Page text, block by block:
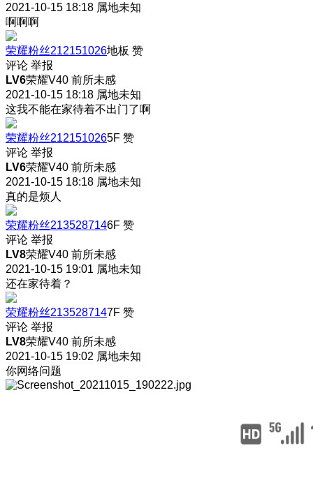
2021-10-15 18:18 属地未知
啊啊啊
荣耀粉丝212151026地板 赞
评论 举报
LV6荣耀V40 前所未感
2021-10-15 18:18 属地未知
这我不能在家待着不出门了啊
荣耀粉丝2121510265F 赞
评论 举报
LV6荣耀V40 前所未感
2021-10-15 18:18 属地未知
真的是烦人
荣耀粉丝2135287146F 赞
评论 举报
LV8荣耀V40 前所未感
2021-10-15 19:01 属地未知
还在家待着？
荣耀粉丝2135287147F 赞
评论 举报
LV8荣耀V40 前所未感
2021-10-15 19:02 属地未知
你网络问题